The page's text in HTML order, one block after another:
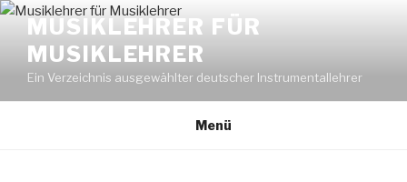
Zum
Inhalt
springen
MUSIKLEHRER FÜR
MUSIKLEHRER
Ein Verzeichnis ausgewählter deutscher Instrumentallehrer
Menü